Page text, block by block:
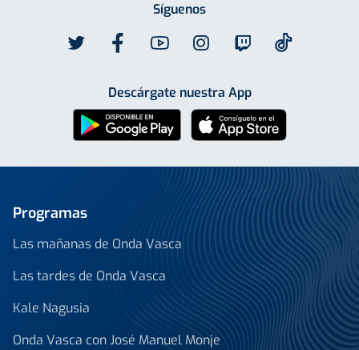
Síguenos
Descárgate nuestra App
Programas
Las mañanas de Onda Vasca
Las tardes de Onda Vasca
Kale Nagusia
Onda Vasca con José Manuel Monje